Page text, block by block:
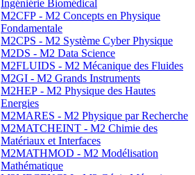
Ingéniérie Biomédical
M2CFP - M2 Concepts en Physique
Fondamentale
M2CPS - M2 Système Cyber Physique
M2DS - M2 Data Science
M2FLUIDS - M2 Mécanique des Fluides
M2GI - M2 Grands Instruments
M2HEP - M2 Physique des Hautes
Energies
M2MARES - M2 Physique par Recherche
M2MATCHEINT - M2 Chimie des
Matériaux et Interfaces
M2MATHMOD - M2 Modélisation
Mathématique